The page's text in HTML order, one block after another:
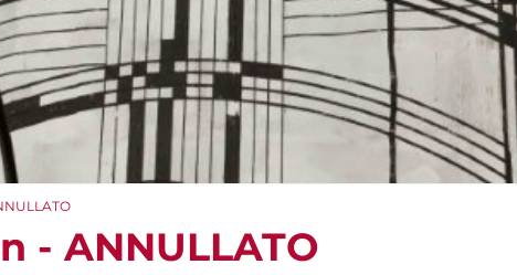
- ANNULLATO